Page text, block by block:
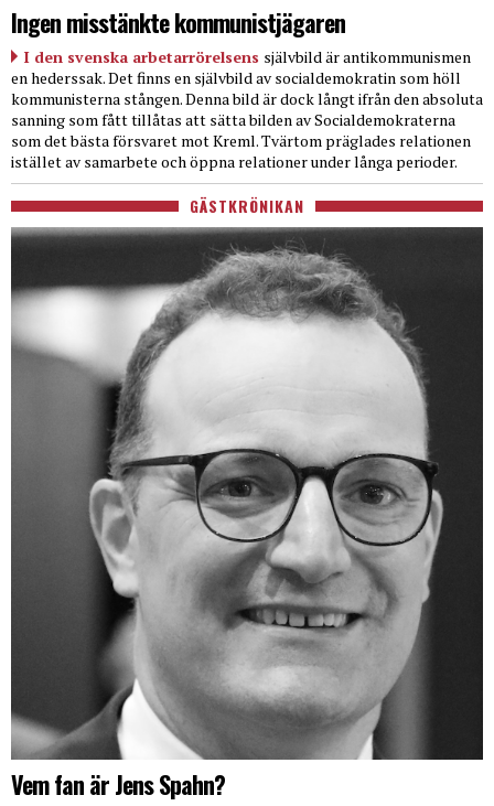
Ingen misstänkte kommunistjägaren
I den svenska arbetarrörelsens självbild är antikommunismen
en hederssak. Det finns en självbild av socialdemokratin som höll
kommunisterna stången. Denna bild är dock långt ifrån den absoluta
sanning som fått tillåtas att sätta bilden av Socialdemokraterna
som det bästa försvaret mot Kreml. Tvärtom präglades relationen
istället av samarbete och öppna relationer under långa perioder.
GÄSTKRÖNIKAN
Vem fan är Jens Spahn?